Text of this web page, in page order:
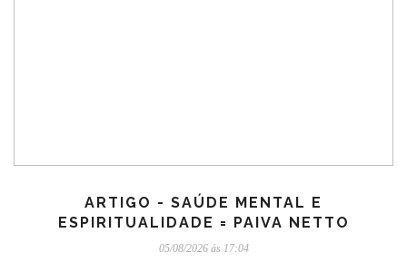
ARTIGO - SAÚDE MENTAL E
ESPIRITUALIDADE = PAIVA NETTO
05/08/2026 ás 17:04